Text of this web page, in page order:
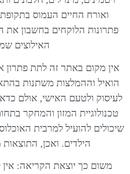
ואורח החיים העמוס
פתרונות הלוקחים בחשבון את
האילוצים
אין מקום באתר זה לתת פתרון
הואיל וההמלצות משתנות
לעיסוק ולטעם האישי, אולם
טכנולוגיית המזון והמחקר
שיכולים להועיל למרבית
הילדים. ואכן,
משום כך יוצאת הקריאה: